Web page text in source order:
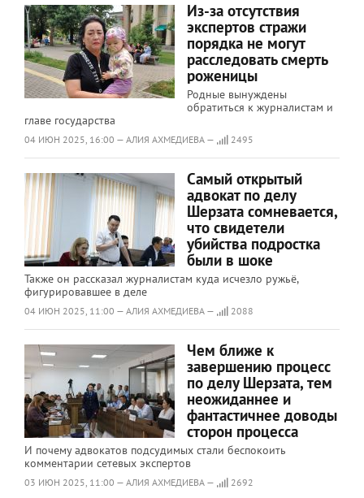
Из-за отсутствия
экспертов стражи
порядка не могут
расследовать смерть
роженицы
Родные вынуждены
обратиться к журналистам и
главе государства
04 ИЮН 2025, 16:00 — АЛИЯ АХМЕДИЕВА — 2495
Самый открытый
адвокат по делу
Шерзата сомневается,
что свидетели
убийства подростка
были в шоке
Также он рассказал журналистам куда исчезло ружьё,
фигурировавшее в деле
04 ИЮН 2025, 11:00 — АЛИЯ АХМЕДИЕВА — 2088
Чем ближе к
завершению процесс
по делу Шерзата, тем
неожиданнее и
фантастичнее доводы
сторон процесса
И почему адвокатов подсудимых стали беспокоить
комментарии сетевых экспертов
03 ИЮН 2025, 11:00 — АЛИЯ АХМЕДИЕВА — 2692